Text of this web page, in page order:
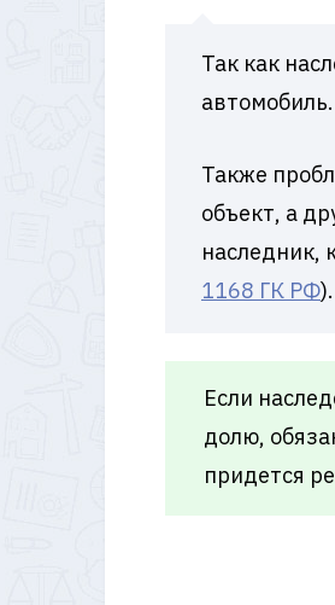
Так как
Также
объект, а
наследник,
1168 ГК РФ).
Если
долю,
придется